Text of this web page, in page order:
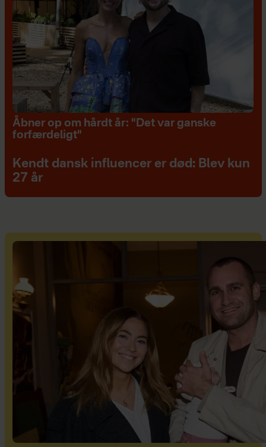
Åbner op om hårdt år: "Det var ganske
forfærdeligt"
Kendt dansk influencer er død: Blev kun
27 år